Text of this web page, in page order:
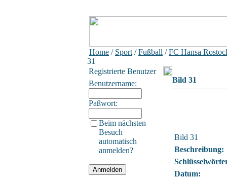
Home / Sport /Fußball /FC Hansa
31
Registrierte Benutzer
Benutzername:
Paßwort:
Beim nächsten
Besuch
automatisch
anmelden?
Bild 31
Bild 31
Beschreibung:
Datum: